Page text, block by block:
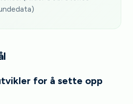
for å sette opp